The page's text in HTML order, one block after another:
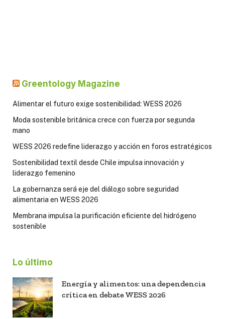
Greentology Magazine
Alimentar el futuro exige sostenibilidad: WESS 2026
Moda sostenible británica crece con fuerza por segunda
mano
WESS 2026 redefine liderazgo y acción en foros estratégicos
Sostenibilidad textil desde Chile impulsa innovación y
liderazgo femenino
La gobernanza será eje del diálogo sobre seguridad
alimentaria en WESS 2026
Membrana impulsa la purificación eficiente del hidrógeno
sostenible
Lo último
Energía y alimentos: una dependencia
crítica en debate WESS 2026